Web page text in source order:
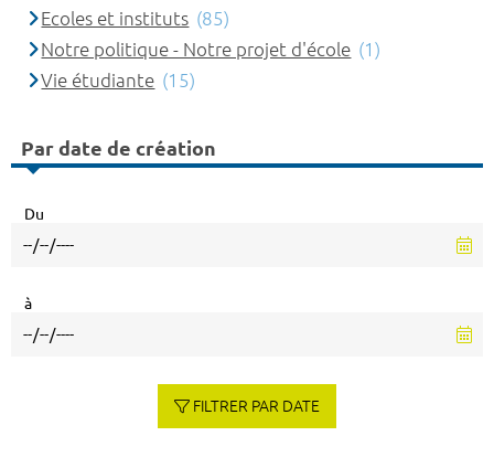
Ecoles et instituts (85)
Notre politique - Notre projet d'école (1)
Vie étudiante (15)
Par date de création
Du
à
FILTRER PAR DATE